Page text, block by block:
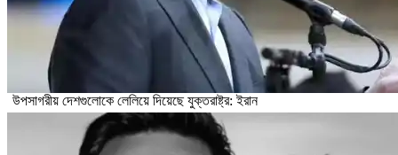
উপসাগরীয় দেশগুলোকে লেলিয়ে দিয়েছে যুক্তরাষ্ট্র: ইরান